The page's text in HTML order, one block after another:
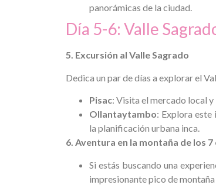
panorámicas de la ciudad.
Día 5-6: Valle
5. Excursión al Valle Sagrado
Dedica un par de días a explorar el
Pisac: Visita el mercado local y
Ollantaytambo: Explora este
la planificación urbana inca.
6. Aventura en la montaña de los
Si estás buscando una
impresionante pico de